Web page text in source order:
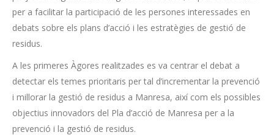
per a facilitar la participació de les persones interessades en
debats sobre els plans d’acció i les estratègies de gestió de
residus.
A les primeres Àgores realitzades es va centrar el debat a
detectar els temes prioritaris per tal d’incrementar la prevenció
i millorar la gestió de residus a Manresa, així com els possibles
objectius innovadors del Pla d’acció de Manresa per a la
prevenció i la gestió de residus.